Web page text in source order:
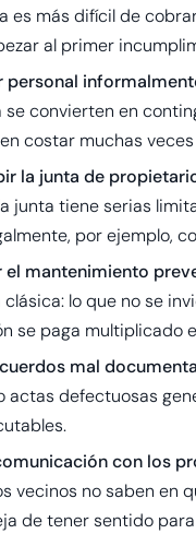
es más difícil de
al primer
personal
se convierten en
costar muchas
la junta de
junta tiene serias
por ejemplo,
el mantenimiento
lo que no se
se paga multiplicado
mal
actas defectuosas
con los
vecinos no saben en
de tener sentido